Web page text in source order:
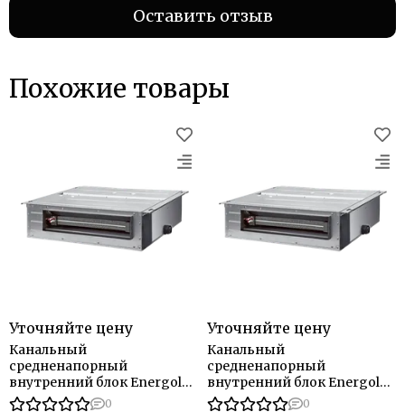
Оставить отзыв
Похожие товары
Уточняйте цену
Канальный
средненапорный
внутренний блок Energolux
SMZD18V3AI
0
Уточняйте цену
Канальный
средненапорный
внутренний блок Energolux
SMZD16V3AI
0